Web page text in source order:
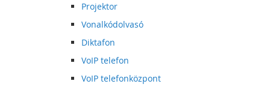
Projektor
Vonalkódolvasó
Diktafon
VoIP telefon
VoIP telefonközpont